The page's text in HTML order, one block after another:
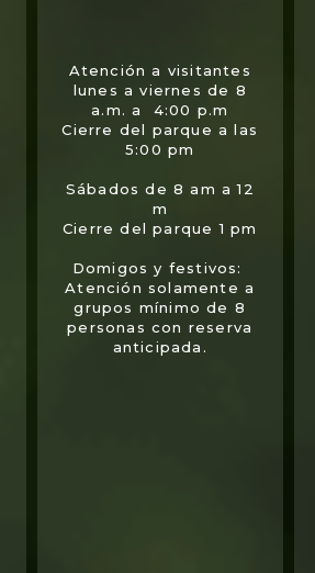
Atención a visitantes
lunes a viernes de 8
a.m. a 4:00 p.m
Cierre del parque a las
5:00 pm
Sábados de 8 am a 12
m
Cierre del parque 1 pm
Domigos y festivos:
Atención solamente a
grupos mínimo de 8
personas con reserva
anticipada.